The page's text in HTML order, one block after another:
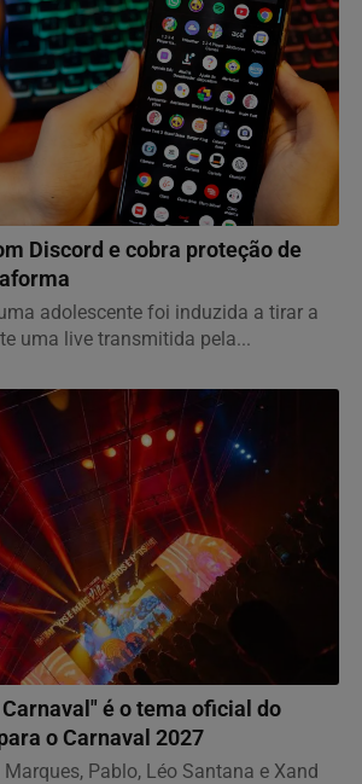
Discord e cobra proteção de
adolescente foi induzida a tirar a
uma live transmitida pela...
é o tema oficial do
o Carnaval 2027
Pablo, Léo Santana e Xand